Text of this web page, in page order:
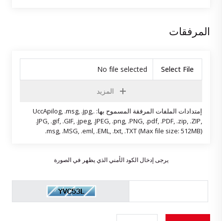
المرفقات
Select File
No file selected
المزيد
إمتدادات الملفات المرفقة المسموح بها: .UccApilog, .msg, .jpg,
.JPG, .gif, .GIF, .jpeg, .JPEG, .png, .PNG, .pdf, .PDF, .zip, .ZIP,
.msg, .MSG, .eml, .EML, .txt, .TXT (Max file size: 512MB)
يرجى إدخال الكود الأمني الذي يظهر في الصورة